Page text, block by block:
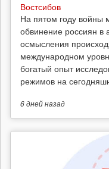
Востсибов
На пятом году войны
обвинение россиян в
осмысления
международном
богатый опыт
режимов на
6 днейназад